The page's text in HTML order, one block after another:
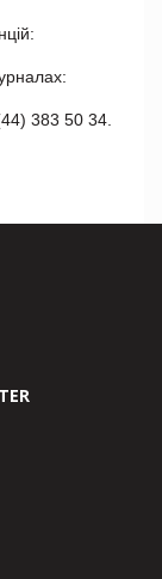
383 50 34.